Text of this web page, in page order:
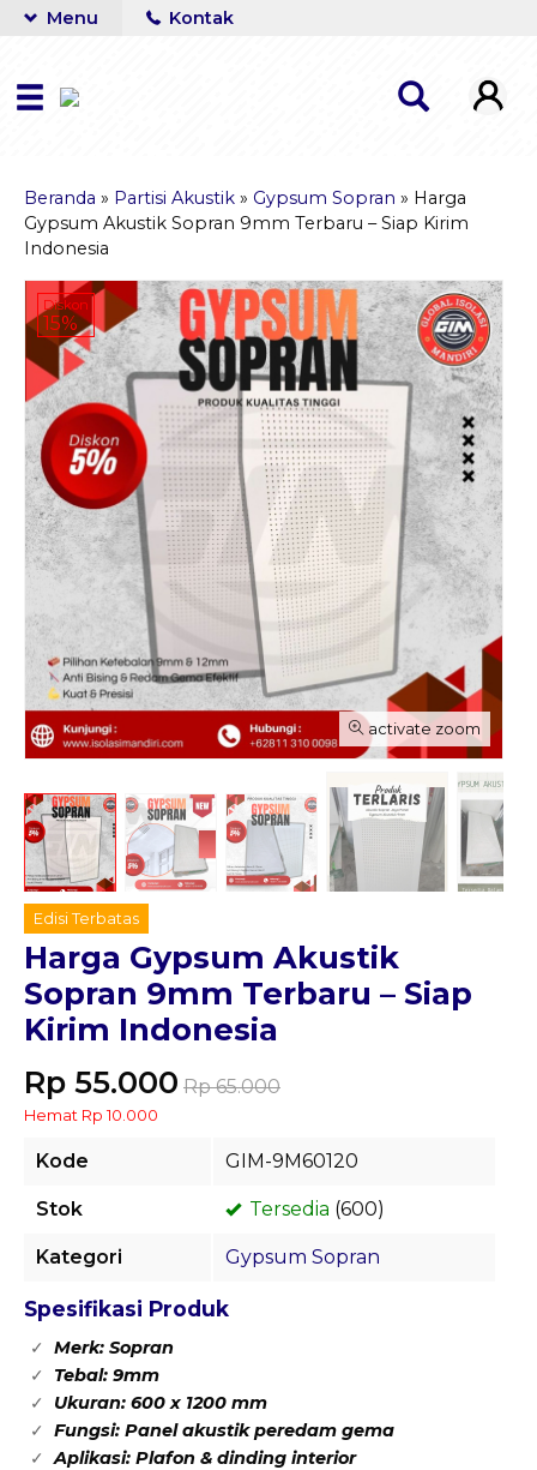
Menu Kontak
Beranda » Partisi Akustik » Gypsum Sopran » Harga
Gypsum Akustik Sopran 9mm Terbaru – Siap Kirim
Indonesia
activate zoom
Diskon
15%
Edisi Terbatas
Harga Gypsum Akustik
Sopran 9mm Terbaru – Siap
Kirim Indonesia
Rp 55.000 Rp 65.000
Hemat Rp 10.000
Kode GIM-9M60120
Stok Tersedia (600)
Kategori Gypsum Sopran
Spesifikasi Produk
Merk: Sopran
Tebal: 9mm
Ukuran: 600 x 1200 mm
Fungsi: Panel akustik peredam gema
Aplikasi: Plafon & dinding interior